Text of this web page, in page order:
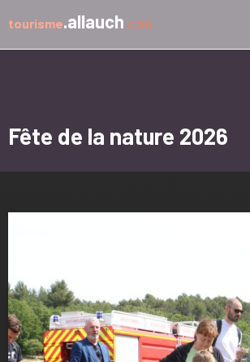
tourisme.allauch .com
Fête de la nature 2026